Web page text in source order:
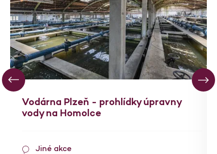
Vodárna Plzeň - prohlídky úpravny
vody na Homolce
Jiné akce